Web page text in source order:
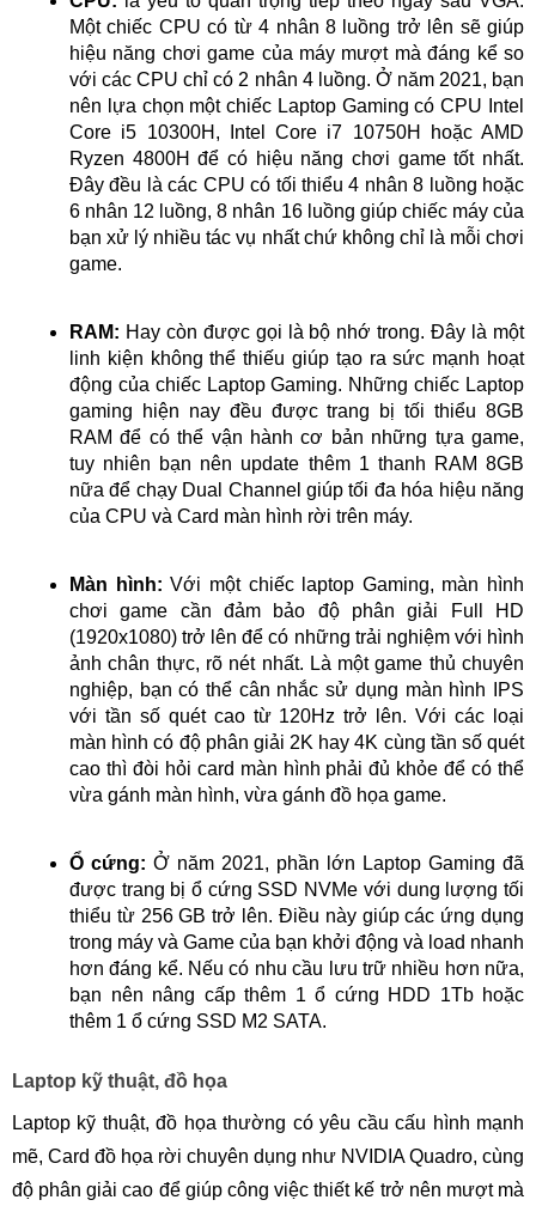
Một chiếc CPU có từ 4 nhân 8 luồng trở lên sẽ giúp
hiệu năng chơi game của máy mượt mà đáng kể so
với các CPU chỉ có 2 nhân 4 luồng. Ở năm 2021, bạn
nên lựa chọn một chiếc Laptop Gaming có CPU Intel
Core i5 10300H, Intel Core i7 10750H hoặc AMD
Ryzen 4800H để có hiệu năng chơi game tốt nhất.
Đây đều là các CPU có tối thiểu 4 nhân 8 luồng hoặc
6 nhân 12 luồng, 8 nhân 16 luồng giúp chiếc máy của
bạn xử lý nhiều tác vụ nhất chứ không chỉ là mỗi chơi
game.
RAM: Hay còn được gọi là bộ nhớ trong. Đây là một
linh kiện không thể thiếu giúp tạo ra sức mạnh hoạt
động của chiếc Laptop Gaming. Những chiếc Laptop
gaming hiện nay đều được trang bị tối thiểu 8GB
RAM để có thể vận hành cơ bản những tựa game,
tuy nhiên bạn nên update thêm 1 thanh RAM 8GB
nữa để chạy Dual Channel giúp tối đa hóa hiệu năng
của CPU và Card màn hình rời trên máy.
Màn hình: Với một chiếc laptop Gaming, màn hình
chơi game cần đảm bảo độ phân giải Full HD
(1920x1080) trở lên để có những trải nghiệm với hình
ảnh chân thực, rõ nét nhất. Là một game thủ chuyên
nghiệp, bạn có thể cân nhắc sử dụng màn hình IPS
với tần số quét cao từ 120Hz trở lên. Với các loại
màn hình có độ phân giải 2K hay 4K cùng tần số quét
cao thì đòi hỏi card màn hình phải đủ khỏe để có thể
vừa gánh màn hình, vừa gánh đồ họa game.
Ổ cứng: Ở năm 2021, phần lớn Laptop Gaming đã
được trang bị ổ cứng SSD NVMe với dung lượng tối
thiểu từ 256 GB trở lên. Điều này giúp các ứng dụng
trong máy và Game của bạn khởi động và load nhanh
hơn đáng kể. Nếu có nhu cầu lưu trữ nhiều hơn nữa,
bạn nên nâng cấp thêm 1 ổ cứng HDD 1Tb hoặc
thêm 1 ổ cứng SSD M2 SATA.
Laptop kỹ thuật, đồ họa
Laptop kỹ thuật, đồ họa thường có yêu cầu cấu hình mạnh
mẽ, Card đồ họa rời chuyên dụng như NVIDIA Quadro, cùng
độ phân giải cao để giúp công việc thiết kế trở nên mượt mà